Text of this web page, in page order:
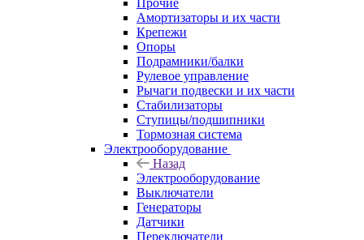
Прочие
Амортизаторы и их части
Крепежи
Опоры
Подрамники/балки
Рулевое управление
Рычаги подвески и их части
Стабилизаторы
Ступицы/подшипники
Тормозная система
Электрооборудование
Назад
Электрооборудование
Выключатели
Генераторы
Датчики
Переключатели